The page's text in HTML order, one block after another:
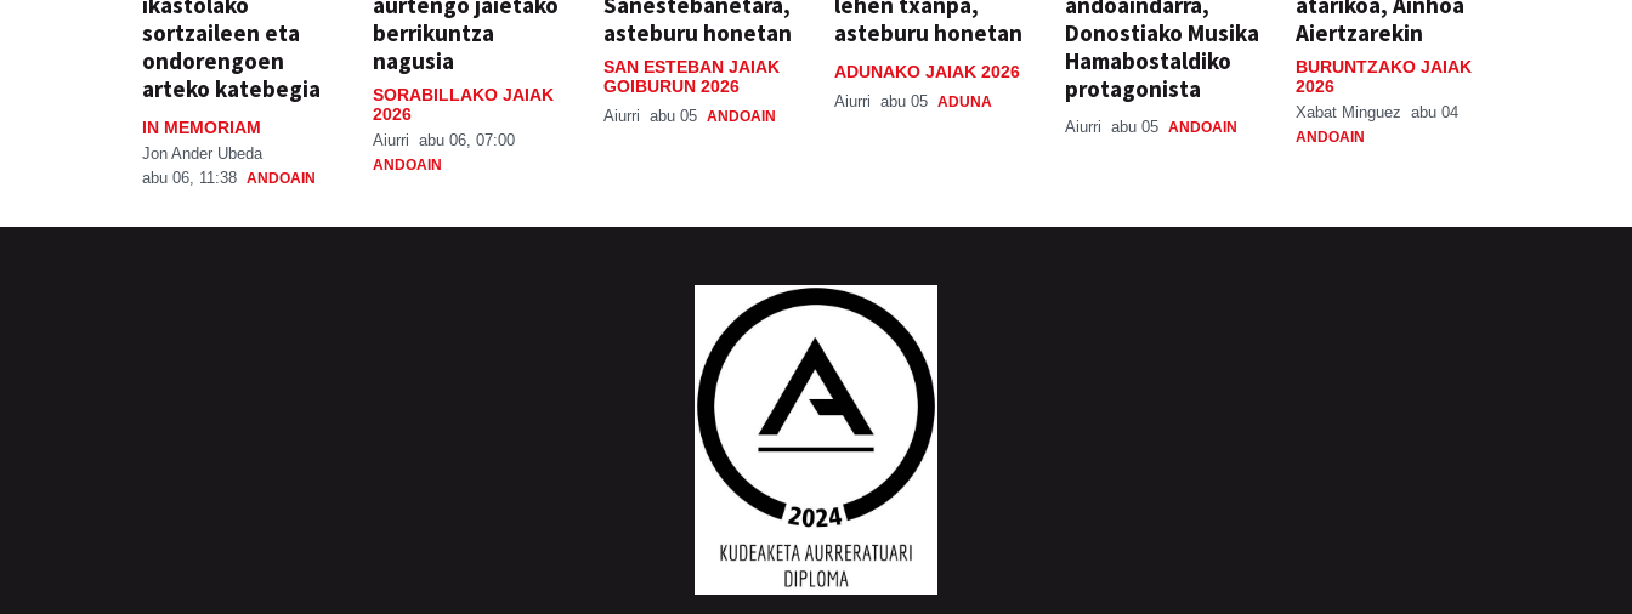
sortzaileen eta
ondorengoen
arteko katebegia
IN MEMORIAM
Jon Ander Ubeda
abu 06, 11:38 ANDOAIN
berrikuntza
nagusia
SORABILLAKO JAIAK
2026
Aiurri abu 06, 07:00
ANDOAIN
asteburu honetan
SAN ESTEBAN JAIAK
GOIBURUN 2026
Aiurri abu 05 ANDOAIN
asteburu honetan
ADUNAKO JAIAK 2026
Aiurri abu 05 ADUNA
Donostiako Musika
Hamabostaldiko
protagonista
Aiurri abu 05 ANDOAIN
Aiertzarekin
BURUNTZAKO JAIAK
2026
Xabat Minguez abu 04
ANDOAIN